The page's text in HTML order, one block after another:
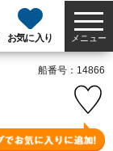
お気に入り メニュー
船番号：14866